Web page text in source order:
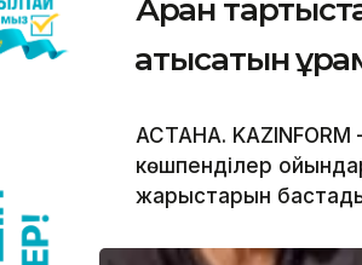
Арқан
қатысатын
АСТАНА. KAZINFORM
көшпенділер
жарыстарын